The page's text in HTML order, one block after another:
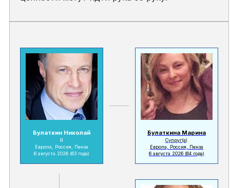
Булаткин Николай
Я
Европа, Россия, Пенза
6 августа 2026 (63 года)
Булаткина Марина
Супруг(а)
Европа, Россия, Пенза
6 августа 2026 (64 года)